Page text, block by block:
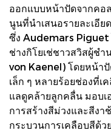
ออกแบบหน้าปัดจากคอ
นูนที่นำเสนอรายละเอี
ซึ่ง Audemars
ช่างกิโยเช่ชาวสวิสผู้ชำ
von Kaenel) โดยหน้า
เล็ก ๆ หลายร้อยช่องที่
แลดูคล้ายลูกคลื่น มอบเ
การสร้างสีม่วงและสีงา
กระบวนการเคลือบสีด้